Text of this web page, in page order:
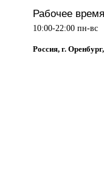
Рабочее
10:00-22:00 пн-вс
Россия, г.